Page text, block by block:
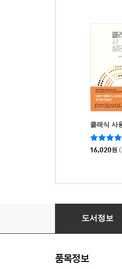
클래식 사
16,020원
화학올림피아드
도서정보
품목정보